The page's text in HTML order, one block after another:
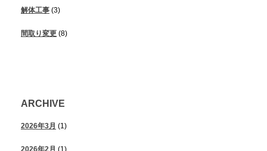
解体工事 (3)
間取り変更 (8)
ARCHIVE
2026年3月 (1)
2026年2月 (1)